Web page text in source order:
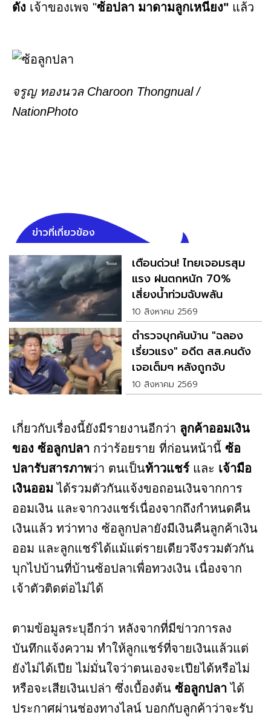
ดัง เจ้าของเพจ "ซ้อปลา มาดามลูกเหนียง" แล้ว
จรูญ ทองนวล Charoon Thongnual /
NationPhoto
ข่าวที่เกี่ยวข้อง
เตือนด่วน! ไทยเจอมรสุม
แรง ฝนตกหนัก 70%
เสี่ยงน้ำท่วมฉับพลัน
10 สิงหาคม 2569
ตำรวจบุกค้นบ้าน "ฉลอง
เรี่ยวแรง" อดีต สส.คนดัง
เจอเต็มๆ หลังถูกจับ
10 สิงหาคม 2569
เกี่ยวกับเรื่องนี้ยังมีรายงานอีกว่า ลูกค้าออมเงิน
ของ ซ้อลูกปลา กว่าร้อยราย ที่ก่อนหน้านี้ ซ้อ
ปลารับสารภาพว่า ตนเป็นท้าวแชร์ ​ และ เจ้ามือ
เงินออม ได้รวมตัวกันแจ้งขอถอนเงินจากการ
ออมเงิน และจากวงแชร์เนื่องจากถึงกำหนดคืน
เงินแล้ว ทว่าทาง ซ้อลูกปลายังมีเงินคืนลูกค้าเงิน
ออม และลูกแชร์ได้แม้แต่รายเดียวจึงรวมตัวกัน
บุกไปบ้านที่บ้านซ้อปลาเพื่อทวงเงิน เนื่องจาก
เจ้าตัวติดต่อไม่ได้
ตามข้อมูลระบุอีกว่า หลังจากที่มีข่าวการลง
บันทึกแจ้งความ ทำให้ลูกแชร์ที่จายเงินแล้วแต่
ยังไม่ได้เปีย ไม่มั่นใจว่าตนเองจะเปียได้หรือไม่
หรือจะเสียเงินเปล่า ซึ่งเบื้องต้น ซ้อลูกปลา ได้
ประกาศผ่านช่องทางไลน์ บอกกับลูกค้าว่าจะรับ